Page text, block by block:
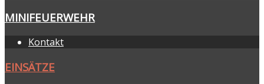
MINIFEUERWEHR
Kontakt
EINSÄTZE